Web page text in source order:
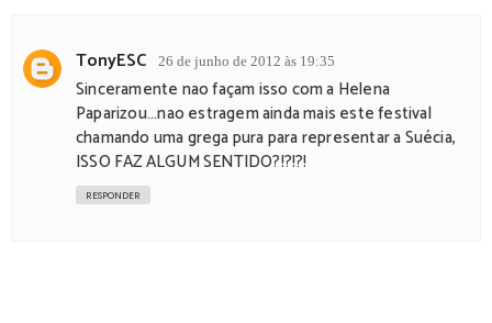
TonyESC 26 de junho de 2012 às 19:35
Sinceramente nao façam isso com a Helena
Paparizou...nao estragem ainda mais este festival
chamando uma grega pura para representar a Suécia,
ISSO FAZ ALGUM SENTIDO?!?!?!
RESPONDER